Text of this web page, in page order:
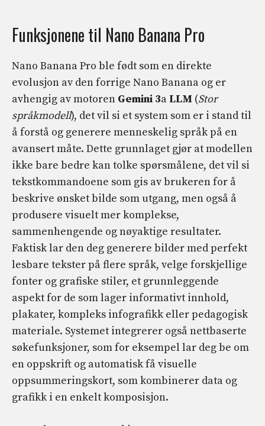
Funksjonene til Nano Banana Pro
Nano Banana Pro ble født som en direkte
evolusjon av den forrige Nano Banana og er
avhengig av motoren Gemini 3a LLM (Stor
språkmodell), det vil si et system som er i stand til
å forstå og generere menneskelig språk på en
avansert måte. Dette grunnlaget gjør at modellen
ikke bare bedre kan tolke spørsmålene, det vil si
tekstkommandoene som gis av brukeren for å
beskrive ønsket bilde som utgang, men også å
produsere visuelt mer komplekse,
sammenhengende og nøyaktige resultater.
Faktisk lar den deg generere bilder med perfekt
lesbare tekster på flere språk, velge forskjellige
fonter og grafiske stiler, et grunnleggende
aspekt for de som lager informativt innhold,
plakater, kompleks infografikk eller pedagogisk
materiale. Systemet integrerer også nettbaserte
søkefunksjoner, som for eksempel lar deg be om
en oppskrift og automatisk få visuelle
oppsummeringskort, som kombinerer data og
grafikk i en enkelt komposisjon.